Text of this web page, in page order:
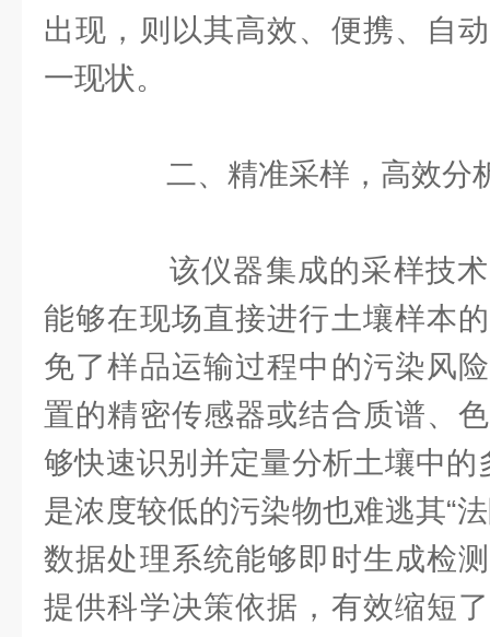
出现，则以其高效、便携、自
一现状。
二、精准采样，高效分
该仪器集成的采样技术
能够在现场直接进行土壤样本
免了样品运输过程中的污染风
置的精密传感器或结合质谱、
够快速识别并定量分析土壤中
是浓度较低的污染物也难逃其“
数据处理系统能够即时生成检
提供科学决策依据，有效缩短